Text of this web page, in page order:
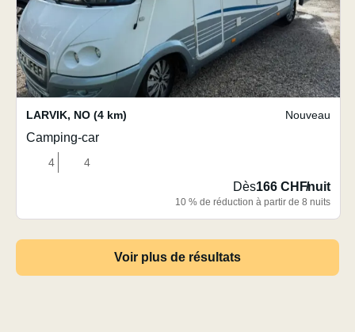
LARVIK, NO (4 km) Nouveau
Camping-car
4 4
Dès166 CHF/nuit
10 % de réduction à partir de 8 nuits
Voir plus de résultats